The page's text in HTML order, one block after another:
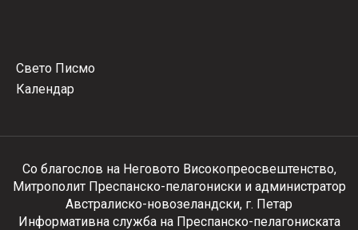
Свето Писмо
Календар
Со благослов на Неговото Високопреосвештенство,
Митрополит Преспанско-пелагониски и администратор
Австралиско-новозеландски, г. Петар
Информативна служба на Преспанско-пелагониската